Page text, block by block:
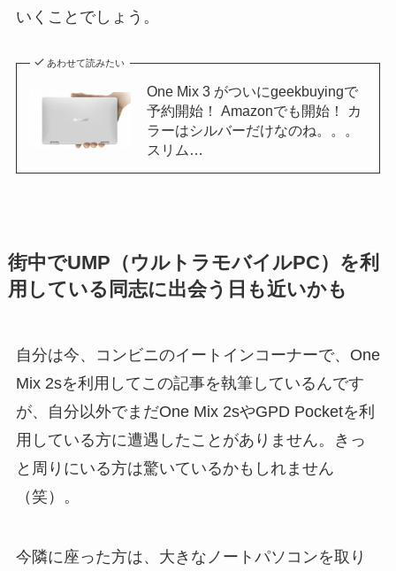
いくことでしょう。
あわせて読みたい
One Mix 3 がついにgeekbuyingで
予約開始！ Amazonでも開始！ カ
ラーはシルバーだけなのね。。。
スリム…
街中でUMP（ウルトラモバイルPC）を利
用している同志に出会う日も近いかも
自分は今、コンビニのイートインコーナーで、One
Mix 2sを利用してこの記事を執筆しているんです
が、自分以外でまだOne Mix 2sやGPD Pocketを利
用している方に遭遇したことがありません。きっ
と周りにいる方は驚いているかもしれません
（笑）。
今隣に座った方は、大きなノートパソコンを取り